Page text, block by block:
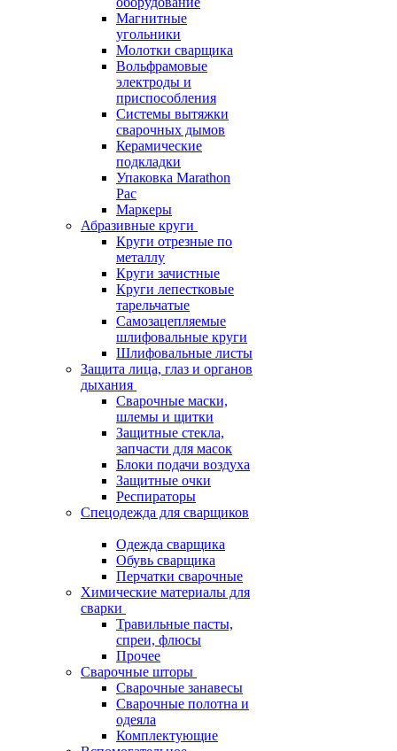
Магнитные
угольники
Молотки сварщика
Вольфрамовые
электроды и
приспособления
Системы вытяжки
сварочных дымов
Керамические
подкладки
Упаковка Marathon
Pac
Маркеры
Абразивные круги
Круги отрезные по
металлу
Круги зачистные
Круги лепестковые
тарельчатые
Самозацепляемые
шлифовальные круги
Шлифовальные листы
Защита лица, глаз и органов
дыхания
Сварочные маски,
шлемы и щитки
Защитные стекла,
запчасти для масок
Блоки подачи воздуха
Защитные очки
Респираторы
Спецодежда для сварщиков
Одежда сварщика
Обувь сварщика
Перчатки сварочные
Химические материалы для
сварки
Травильные пасты,
спреи, флюсы
Прочее
Сварочные шторы
Сварочные занавесы
Сварочные полотна и
одеяла
Комплектующие